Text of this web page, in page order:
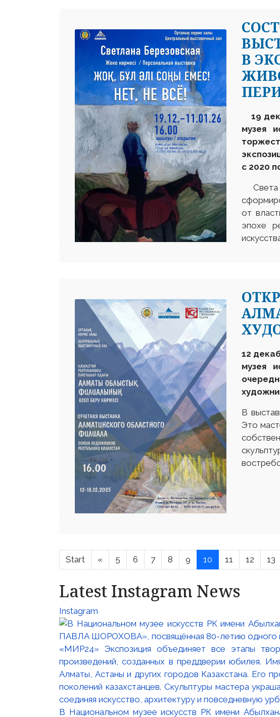
В
19
музея
с 2020
Света
от
эпохе
12
музея
В
Это
Start « 5 6 7 8 9 10 11 12 13
Latest Instagram News
Instagram
В Национальном музее искусств РК имени